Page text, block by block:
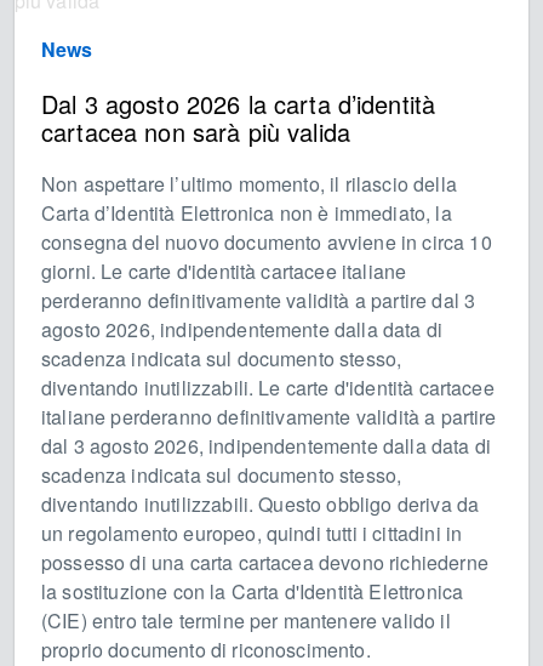
News
Dal 3 agosto 2026 la carta d’identità
cartacea non sarà più valida
Non aspettare l’ultimo momento, il rilascio della
Carta d’Identità Elettronica non è immediato, la
consegna del nuovo documento avviene in circa 10
giorni. Le carte d'identità cartacee italiane
perderanno definitivamente validità a partire dal 3
agosto 2026, indipendentemente dalla data di
scadenza indicata sul documento stesso,
diventando inutilizzabili. Le carte d'identità cartacee
italiane perderanno definitivamente validità a partire
dal 3 agosto 2026, indipendentemente dalla data di
scadenza indicata sul documento stesso,
diventando inutilizzabili. Questo obbligo deriva da
un regolamento europeo, quindi tutti i cittadini in
possesso di una carta cartacea devono richiederne
la sostituzione con la Carta d'Identità Elettronica
(CIE) entro tale termine per mantenere valido il
proprio documento di riconoscimento.